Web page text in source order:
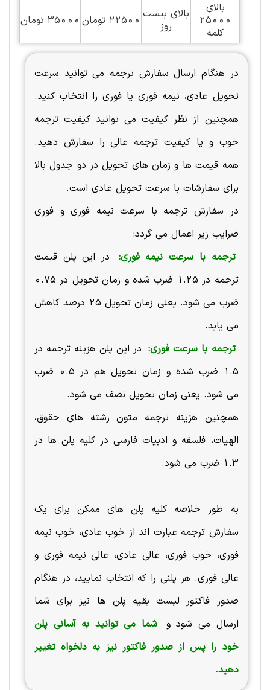
بالای
25000
کلمه
بالای بیست
روز
22500 تومان 35000 تومان
در هنگام ارسال سفارش ترجمه می توانید سرعت
تحویل عادی، نیمه فوری یا فوری را انتخاب کنید.
همچنین از نظر کیفیت می توانید کیفیت ترجمه
خوب و یا کیفیت ترجمه عالی را سفارش دهید.
همه قیمت ها و زمان های تحویل در دو جدول بالا
برای سفارشات با سرعت تحویل عادی است.
در سفارش ترجمه با سرعت نیمه فوری و فوری
ضرایب زیر اعمال می گردد:
ترجمه با سرعت نیمه فوری:
در این پلن قیمت
ترجمه در 1.25 ضرب شده و زمان تحویل در 0.75
ضرب می شود. یعنی زمان تحویل 25 درصد کاهش
می یابد.
ترجمه با سرعت فوری: در این پلن هزینه ترجمه در
1.5 ضرب شده و زمان تحویل هم در 0.5 ضرب
می شود. یعنی زمان تحویل نصف می شود.
همچنین هزینه ترجمه متون رشته های حقوق،
الهیات، فلسفه و ادبیات فارسی در کلیه پلن ها در
1.3 ضرب می شود.
به طور خلاصه کلیه پلن های ممکن برای یک
سفارش ترجمه عبارت اند از خوب عادی، خوب نیمه
فوری، خوب فوری، عالی عادی، عالی نیمه فوری و
عالی فوری. هر پلنی را که انتخاب نمایید، در هنگام
صدور فاکتور لیست بقیه پلن ها نیز برای شما
ارسال می شود و
شما می توانید به آسانی پلن
خود را پس از صدور فاکتور نیز به دلخواه تغییر
دهید.